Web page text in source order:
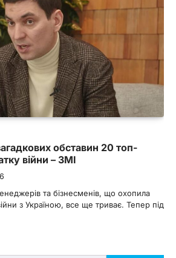
обставин 20 топ-
війни – ЗМІ
та бізнесменів, що охопила
з Україною, все ще триває. Тепер під